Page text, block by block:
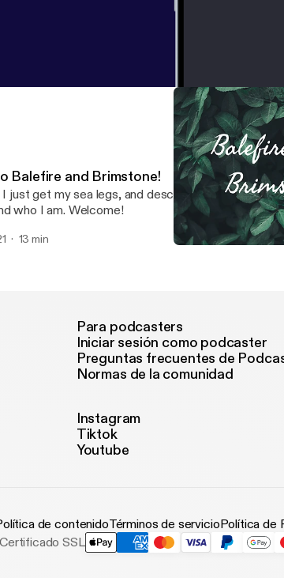
Balefire and Brimstone!
just get my sea legs, and describe a bit about
who I am. Welcome!
13 min
Para podcasters
Iniciar sesión como podcaster
Preguntas frecuentes de
Normas de la comunidad
Instagram
Tiktok
Youtube
de contenidoTérminos de servicioPolítica de
SSL